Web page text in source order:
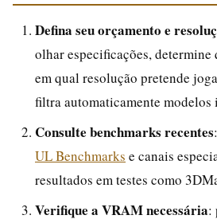
Defina seu orçamento e
olhar especificações, determine
em qual resolução pretende
filtra automaticamente modelos
Consulte benchmarks recentes
UL Benchmarks e canais
resultados em testes como
Verifique a VRAM necessária: